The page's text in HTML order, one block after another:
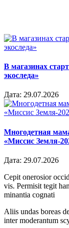
В магазинах
экоследа»
Дата: 29.07.2026
Многодетная
«Миссис Земля-
Дата: 29.07.2026
Cepit onerosior
vis. Permisit tegit
minantia cognati
Aliis undas boreas
inter moderantum